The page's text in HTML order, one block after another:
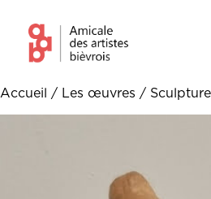
Accueil / Les œuvres / Sculpture